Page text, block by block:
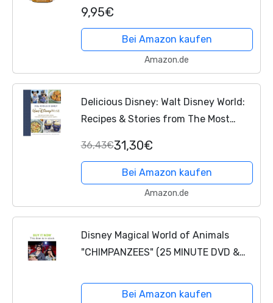
9,95€
Bei Amazon kaufen
Amazon.de
Delicious Disney: Walt Disney World:
Recipes & Stories from The Most
36,43€31,30€
Bei Amazon kaufen
Amazon.de
Disney Magical World of Animals
"CHIMPANZEES" (25 MINUTE DVD &
MAGAZINE) *All New & Sealed*
Bei Amazon kaufen